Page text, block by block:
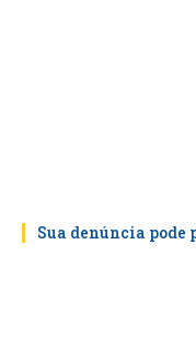
Sua denúncia pode